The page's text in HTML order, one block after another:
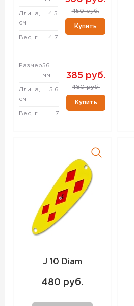
Длина,
см
4.5
Вес, г 4.7
450 руб.
Купить
Размер56
мм
Длина,
см
5.6
Вес, г 7
385 руб.
480 руб.
Купить
J 10 Diam
480 руб.